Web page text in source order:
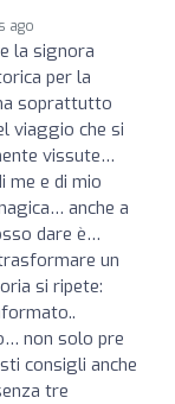
ago
la signora
per la
soprattutto
viaggio che si
vissute…
me e di mio
anche a
dare è…
un
si ripete:
non solo pre
consigli anche
tre